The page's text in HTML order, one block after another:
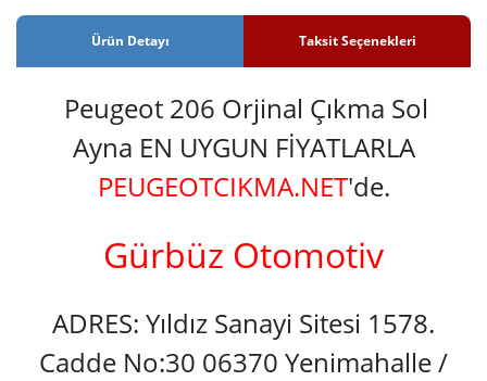
Ürün Detayı Taksit Seçenekleri
Peugeot 206 Orjinal Çıkma Sol
Ayna EN UYGUN FİYATLARLA
PEUGEOTCIKMA.NET'de.
Gürbüz Otomotiv
ADRES: Yıldız Sanayi Sitesi 1578.
Cadde No:30 06370 Yenimahalle /